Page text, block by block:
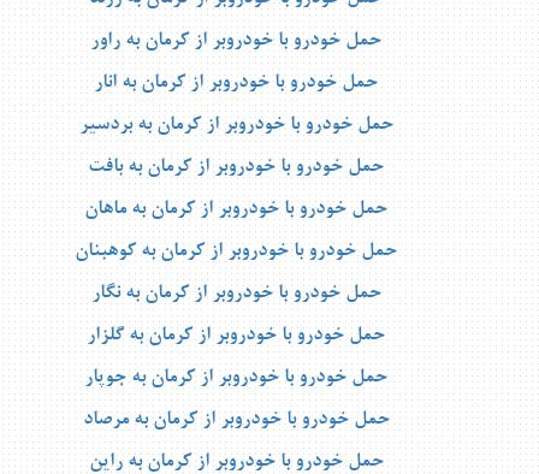
حمل خودرو با خودروبر از کرمان به راور
حمل خودرو با خودروبر از کرمان به انار
حمل خودرو با خودروبر از کرمان به بردسیر
حمل خودرو با خودروبر از کرمان به بافت
حمل خودرو با خودروبر از کرمان به ماهان
حمل خودرو با خودروبر از کرمان به کوهبنان
حمل خودرو با خودروبر از کرمان به نگار
حمل خودرو با خودروبر از کرمان به گلزار
حمل خودرو با خودروبر از کرمان به جوپار
حمل خودرو با خودروبر از کرمان به مرصاد
حمل خودرو با خودروبر از کرمان به راین